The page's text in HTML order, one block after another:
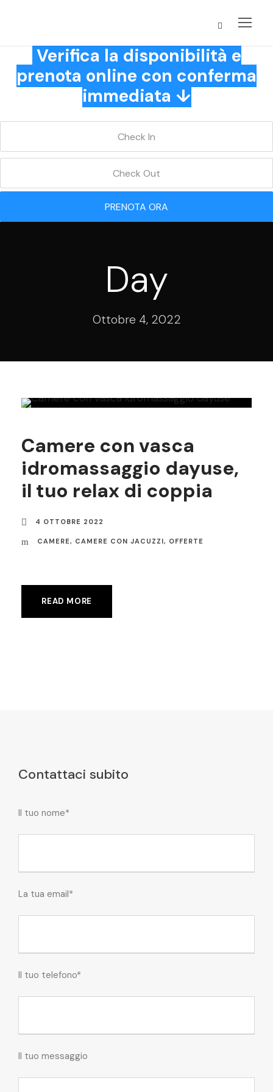
Verifica la disponibilità e
prenota online con conferma
immediata ↓
PRENOTA ORA
Day
Ottobre 4, 2022
Camere con vasca
idromassaggio dayuse,
il tuo relax di coppia
4 OTTOBRE 2022
CAMERE, CAMERE CON JACUZZI, OFFERTE
READ MORE
Contattaci subito
Il tuo nome*
La tua email*
Il tuo telefono*
Il tuo messaggio